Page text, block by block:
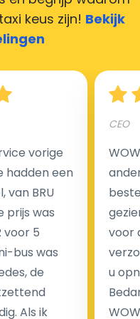
te laten en wij
deze krijgt.
taxi transfer?
voordelen van
voor uw rit. In
met taxameter
in rekening voor de
extra kosten voor
heeft.
taxi keus zijn! Bekijk
vorige
hadden een
van BRU
prijs was
voor 5
bus was
de
Als ik
CEO
voor
u